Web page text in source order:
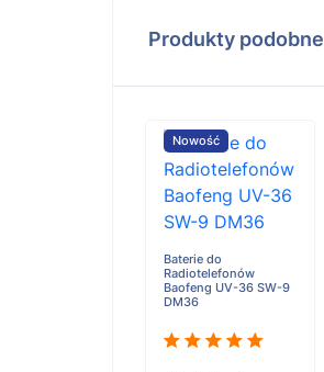
Produkty podobne
Nowość
Baterie do
Radiotelefonów
Baofeng UV-36 SW-9
DM36